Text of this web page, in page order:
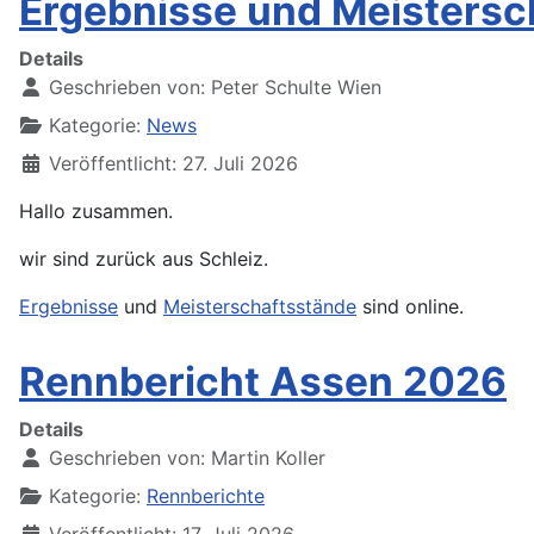
Ergebnisse und
Details
Geschrieben von: Peter Schulte Wien
Kategorie: News
Veröffentlicht: 27. Juli 2026
Hallo zusammen.
wir sind zurück aus Schleiz.
Ergebnisse und Meisterschaftsstände sind online.
Rennbericht Assen 2026
Details
Geschrieben von: Martin Koller
Kategorie: Rennberichte